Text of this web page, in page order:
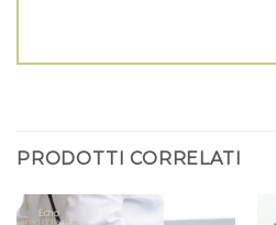
PRODOTTI CORRELATI